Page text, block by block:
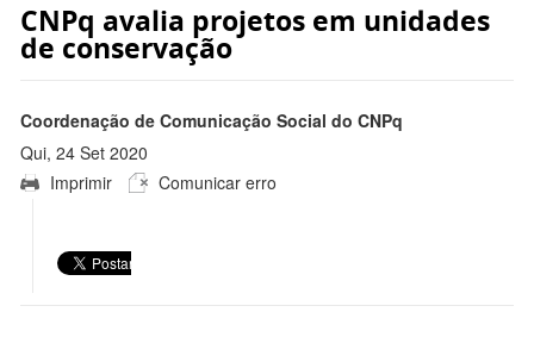
CNPq avalia projetos em unidades
de conservação
Coordenação de Comunicação Social do CNPq
Qui, 24 Set 2020
23:48:00 -0300
Imprimir Comunicar erro